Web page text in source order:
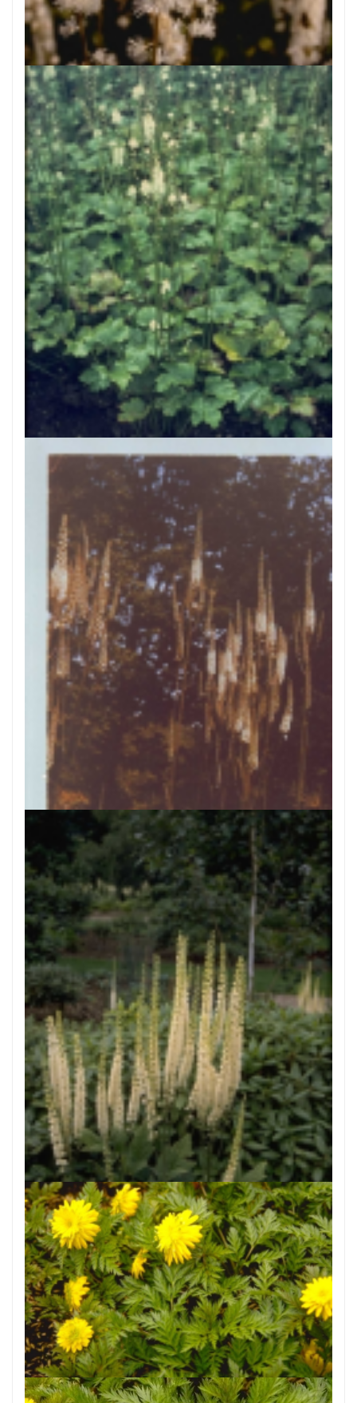
Zilverkaars
Cimicifuga simplex
Zilverkaars
Cimicifuga acerina
Zwarte zilverkaars
Cimicifuga racemosa var. cordifolia
Zwarte zilverkaars
Cimicifuga racemosa